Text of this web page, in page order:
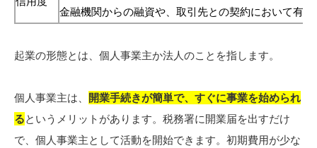
金融機関からの融資や、取引先との契約において有
起業の形態とは、個人事業主か法人のことを指します。
個人事業主は、
開業手続きが簡単で、すぐに事業を始められ
るというメリットがあります。税務署に開業届を出すだけ
で、個人事業主として活動を開始できます。初期費用が少な